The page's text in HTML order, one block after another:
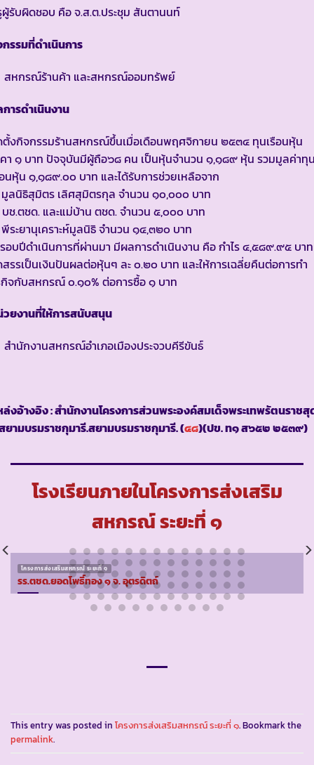
รับผิดชอบ คือ จ.ส.ต.ประชุม สันตานนท์
รรมที่ดำเนินการ
สหกรณ์ร้านค้า และสหกรณ์ออมทรัพย์
ารดำเนินงาน
งกิจกรรมร้านสหกรณ์ขึ้นเมื่อเดือนพฤศจิกายน ๒๕๓๔ ทุนเรือนหุ้น
า ๑ บาท ปัจจุบันมีผู้ถือ๖๘ คน เป็นหุ้นจำนวน ๑,๑๘๙ หุ้น รวมมูลค่าทุ
นหุ้น ๑,๑๘๙.๐๐ บาท และได้รับการช่วยเหลือจาก
ลนิธิสุมิตร เลิศสุมิตรกุล จำนวน ๑๐,๐๐๐ บาท
ช.ตชด. และแม่บ้าน ตชด. จำนวน ๕,๐๐๐ บาท
ระยานุเคราะห์มูลนิธิ จำนวน ๑๔,๓๒๐ บาท
อบปีดำเนินการที่ผ่านมา มีผลการดำเนินงาน คือ กำไร ๔,๕๘๙.๙๕ บาท
รรเป็นเงินปันผลต่อหุ้นๆ ละ ๐.๒๐ บาท และให้การเฉลี่ยคืนต่อการทำ
จกับสหกรณ์ ๐.๑๐% ต่อการซื้อ ๑ บาท
ยงานที่ให้การสนับสนุน
สำนักงานสหกรณ์อำเภอเมืองประจวบคีรีขันธ์
งอ้างอิง : สำนักงานโครงการส่วนพระองค์สมเด็จพระเทพรัตนราชสุ
ยามบรมราชกุมารี.สยามบรมราชกุมารี. (๔๘)(ปข. ท๑ ส๖๕๒ ๒๕๓๙)
โรงเรียนภายในโครงการส่งเสริม
สหกรณ์ ระยะที่ ๑
โครงการส่งเสริมสหกรณ์ ระยะที่ ๑
รร.ตชด.ยอดโพธิ์ทอง ๑ จ. อุตรดิตถ์
This entry was posted in โครงการส่งเสริมสหกรณ์ ระยะที่ ๑. Bookmark the
permalink.